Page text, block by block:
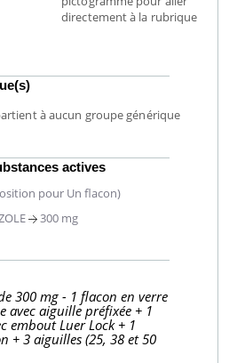
directement à la rubrique
à aucun groupe générique
actives
pour Un flacon)
300 mg
300 mg - 1 flacon en verre
avec aiguille préfixée + 1
embout Luer Lock + 1
+ 3 aiguilles (25, 38 et 50